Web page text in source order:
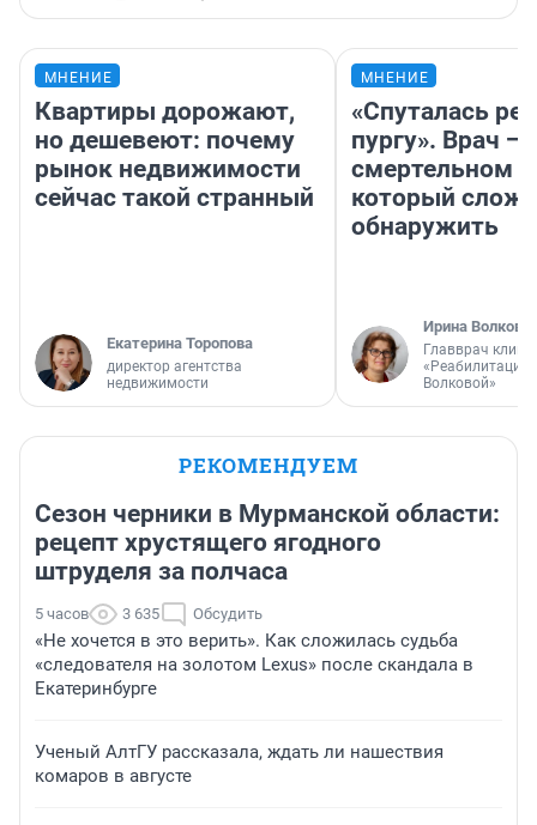
МНЕНИЕ
Квартиры дорожают,
но дешевеют: почему
рынок недвижимости
сейчас такой странный
Екатерина Торопова
директор агентства
недвижимости
МНЕНИЕ
«Спуталась
пургу». Врач —
смертельном
который
обнаружить
Ирина Волкова
Главврач
«Реабилитация
Волковой»
РЕКОМЕНДУЕМ
Сезон черники в Мурманской области:
рецепт хрустящего ягодного
штруделя за полчаса
5 часов 3 635 Обсудить
«Не хочется в это верить». Как сложилась судьба
«следователя на золотом Lexus» после скандала в
Екатеринбурге
Ученый АлтГУ рассказала, ждать ли нашествия
комаров в августе